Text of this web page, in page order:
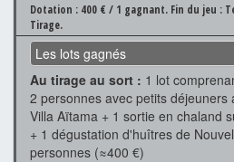
Dotation : 400 € / 1 gagnant. Fin du jeu :
Tirage.
Les lots gagnés
Au tirage au sort : 1 lot
2 personnes avec petits déjeuners
Villa Aïtama + 1 sortie en chaland
+ 1 dégustation d'huîtres de
personnes (≈400 €)